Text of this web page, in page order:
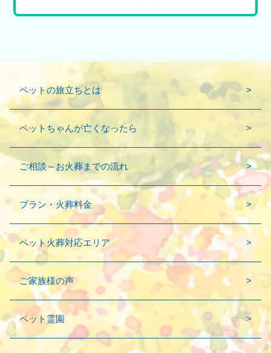
ペットの旅立ちとは
ペットちゃんが亡くなったら
ご相談～お火葬までの流れ
プラン・火葬料金
ペット火葬対応エリア
ご家族様の声
ペット霊園